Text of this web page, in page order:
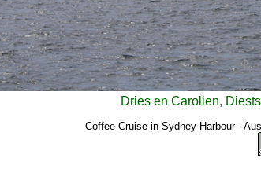
Dries en Carolien,
Coffee Cruise in Sydney Harbour -